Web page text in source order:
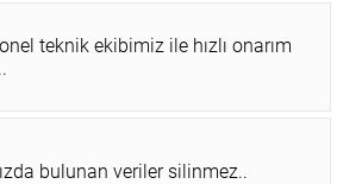
teknik ekibimiz ile hızlı onarım
bulunan veriler silinmez..